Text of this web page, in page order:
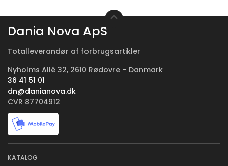
Dania Nova ApS
Totalleverandør af forbrugsartikler
Nyholms Allé 32, 2610 Rødovre – Danmark
36 41 51 01
dn@danianova.dk
CVR 87704912
KATALOG